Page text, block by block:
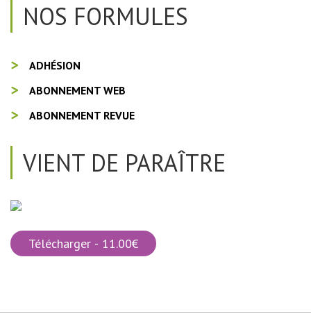
NOS FORMULES
ADHÉSION
ABONNEMENT WEB
ABONNEMENT REVUE
VIENT DE PARAÎTRE
Télécharger - 11.00€